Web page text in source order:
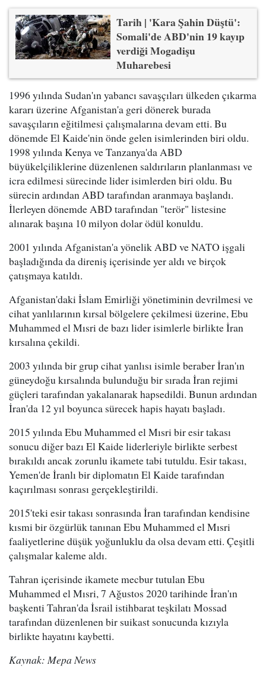
Tarih | 'Kara Şahin Düştü':
Somali'de ABD'nin 19 kayıp
verdiği Mogadişu
Muharebesi
1996 yılında Sudan'ın yabancı savaşçıları ülkeden çıkarma
kararı üzerine Afganistan'a geri dönerek burada
savaşçıların eğitilmesi çalışmalarına devam etti. Bu
dönemde El Kaide'nin önde gelen isimlerinden biri oldu.
1998 yılında Kenya ve Tanzanya'da ABD
büyükelçiliklerine düzenlenen saldırıların planlanması ve
icra edilmesi sürecinde lider isimlerden biri oldu. Bu
sürecin ardından ABD tarafından aranmaya başlandı.
İlerleyen dönemde ABD tarafından "terör" listesine
alınarak başına 10 milyon dolar ödül konuldu.
2001 yılında Afganistan'a yönelik ABD ve NATO işgali
başladığında da direniş içerisinde yer aldı ve birçok
çatışmaya katıldı.
Afganistan'daki İslam Emirliği yönetiminin devrilmesi ve
cihat yanlılarının kırsal bölgelere çekilmesi üzerine, Ebu
Muhammed el Mısri de bazı lider isimlerle birlikte İran
kırsalına çekildi.
2003 yılında bir grup cihat yanlısı isimle beraber İran'ın
güneydoğu kırsalında bulunduğu bir sırada İran rejimi
güçleri tarafından yakalanarak hapsedildi. Bunun ardından
İran'da 12 yıl boyunca sürecek hapis hayatı başladı.
2015 yılında Ebu Muhammed el Mısri bir esir takası
sonucu diğer bazı El Kaide liderleriyle birlikte serbest
bırakıldı ancak zorunlu ikamete tabi tutuldu. Esir takası,
Yemen'de İranlı bir diplomatın El Kaide tarafından
kaçırılması sonrası gerçekleştirildi.
2015'teki esir takası sonrasında İran tarafından kendisine
kısmi bir özgürlük tanınan Ebu Muhammed el Mısri
faaliyetlerine düşük yoğunluklu da olsa devam etti. Çeşitli
çalışmalar kaleme aldı.
Tahran içerisinde ikamete mecbur tutulan Ebu
Muhammed el Mısri, 7 Ağustos 2020 tarihinde İran'ın
başkenti Tahran'da İsrail istihbarat teşkilatı Mossad
tarafından düzenlenen bir suikast sonucunda kızıyla
birlikte hayatını kaybetti.
Kaynak: Mepa News